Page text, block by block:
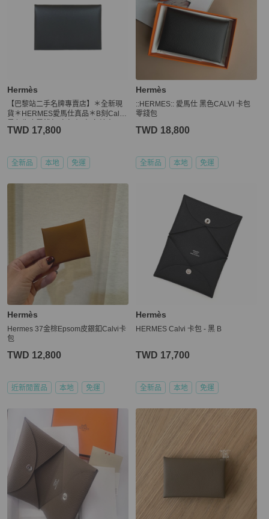
Hermès
【巴黎站二手名牌專賣店】＊全新現
貨＊HERMES愛馬仕真品＊B刻Calvi
TWD 17,800
全新品 本地 免運
Hermès
::HERMES:: 愛馬仕 黑色CALVI 卡包
零錢包
TWD 18,800
全新品 本地 免運
Hermès
Hermes 37金棕Epsom皮銀釦Calvi卡
包
TWD 12,800
近新閒置品 本地 免運
Hermès
HERMES Calvi 卡包 - 黑 B
TWD 17,700
全新品 本地 免運